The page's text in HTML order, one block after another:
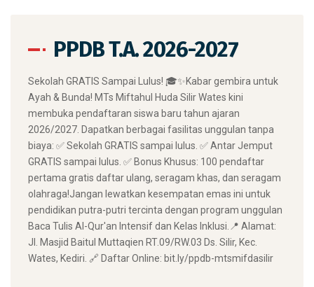
PPDB T.A. 2026-2027
​Sekolah GRATIS Sampai Lulus! 🎓✨ ​Kabar gembira untuk
Ayah & Bunda! MTs Miftahul Huda Silir Wates kini
membuka pendaftaran siswa baru tahun ajaran
2026/2027. Dapatkan berbagai fasilitas unggulan tanpa
biaya: ✅ Sekolah GRATIS sampai lulus. ✅ Antar Jemput
GRATIS sampai lulus. ✅ Bonus Khusus: 100 pendaftar
pertama gratis daftar ulang, seragam khas, dan seragam
olahraga! ​Jangan lewatkan kesempatan emas ini untuk
pendidikan putra-putri tercinta dengan program unggulan
Baca Tulis Al-Qur'an Intensif dan Kelas Inklusi. ​📍 Alamat:
Jl. Masjid Baitul Muttaqien RT.09/RW.03 Ds. Silir, Kec.
Wates, Kediri. 🔗 Daftar Online: bit.ly/ppdb-mtsmifdasilir